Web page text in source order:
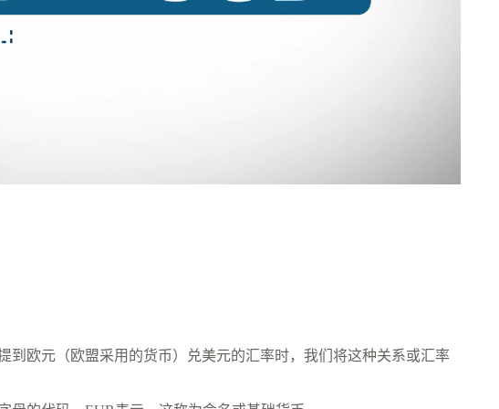
到欧元（欧盟采用的货币）兑美元的汇率时，我们将这种关系或汇率